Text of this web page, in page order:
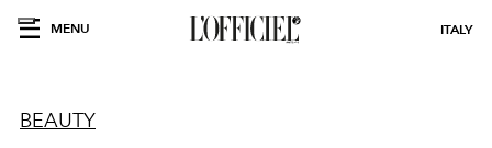
MENU ITALY
BEAUTY